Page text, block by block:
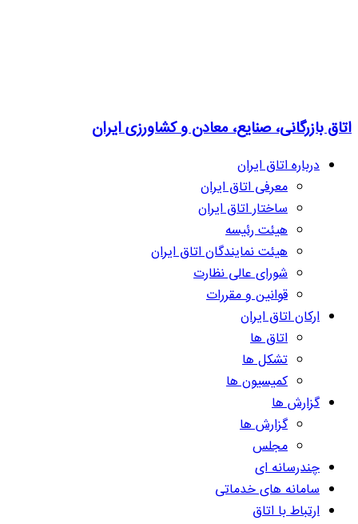
اتاق بازرگانی، صنایع، معادن و کشاورزی ایران
درباره اتاق ایران
معرفی اتاق ایران
ساختار اتاق ایران
هیئت رئیسه
هیئت نمایندگان اتاق ایران
شورای عالی نظارت
قوانین و مقررات
ارکان اتاق ایران
اتاق ها
تشکل ها
کمیسیون ها
گزارش ها
گزارش ها
مجلس
چندرسانه ای
سامانه های خدماتی
ارتباط با اتاق